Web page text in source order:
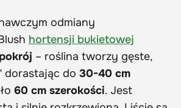
odmiany
hortensji bukietowej
– roślina tworzy gęste,
dorastając do 30-40 cm
60 cm szerokości. Jest